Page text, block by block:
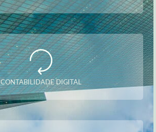
CONTABILIDADE DIGITAL